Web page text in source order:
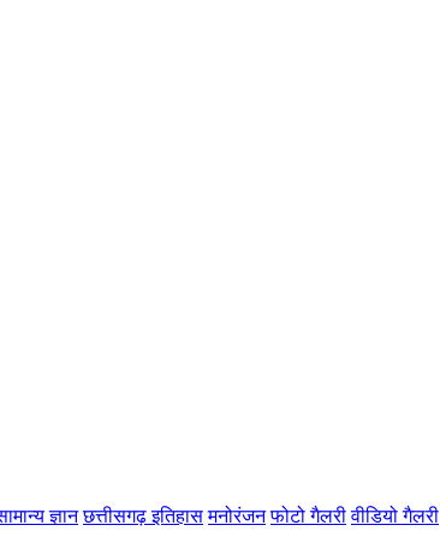
ज्ञान छत्तीसगढ़ इतिहास मनोरंजन फोटो गैलरी वीडियो गैलरी